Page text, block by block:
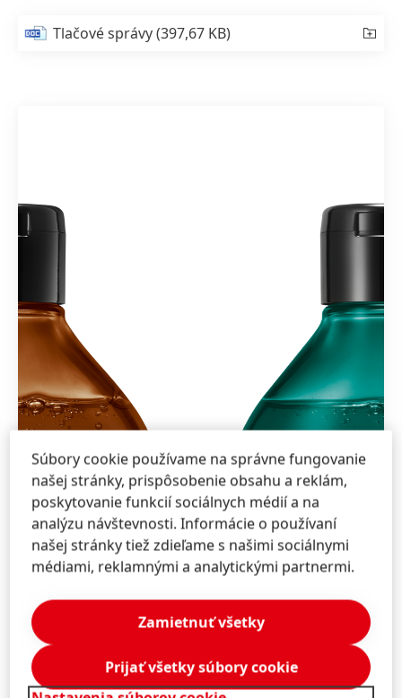
Tlačové správy(397,67 KB)
Súbory cookie používame na správne fungovanie
našej stránky, prispôsobenie obsahu a reklám,
poskytovanie funkcií sociálnych médií a na
analýzu návštevnosti. Informácie o používaní
našej stránky tiež zdieľame s našimi sociálnymi
médiami, reklamnými a analytickými partnermi.
Zamietnuť všetky
Prijať všetky súbory cookie